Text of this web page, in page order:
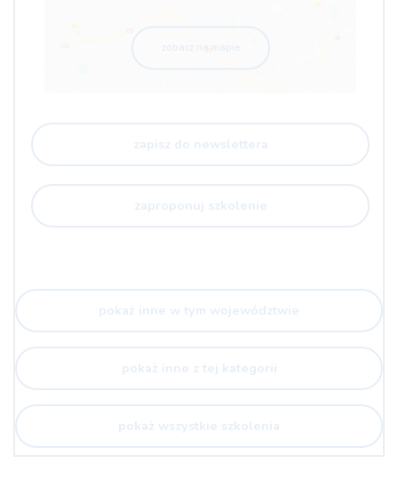
zapisz do newslettera
zaproponuj szkolenie
pokaż inne w tym województwie
pokaż inne z tej kategorii
pokaż wszystkie szkolenia